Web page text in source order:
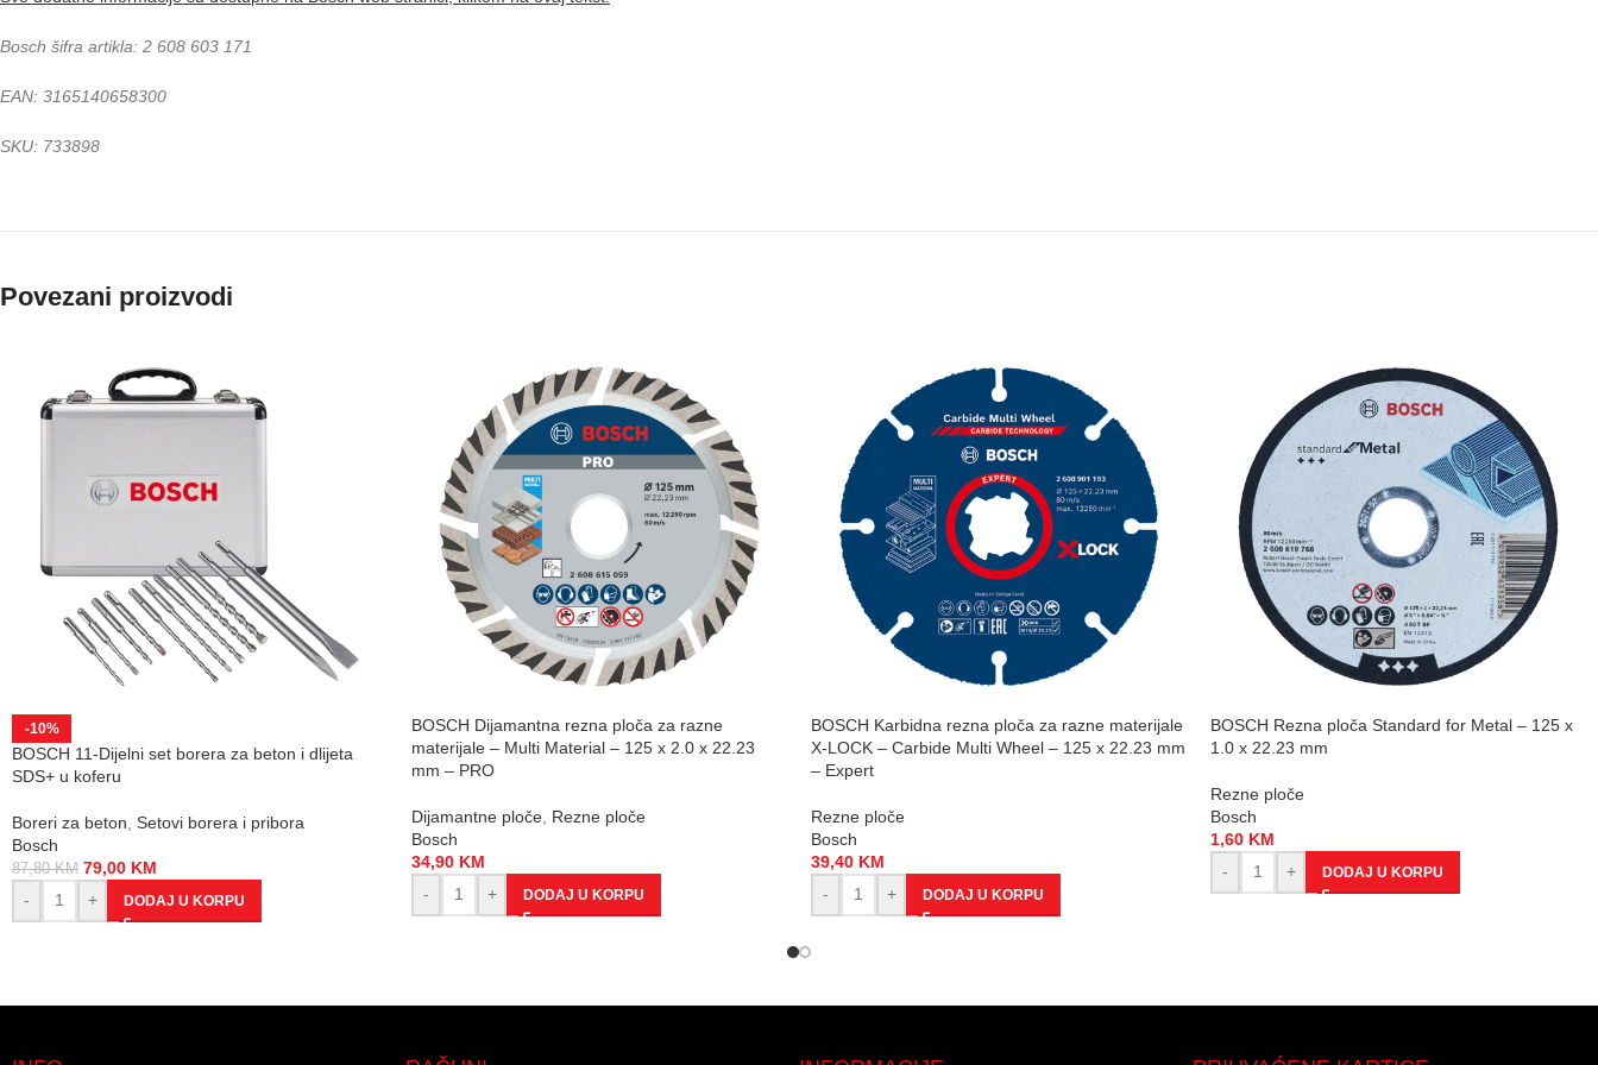
Bosch šifra artikla: 2 608 603 171
EAN: 3165140658300
SKU: 733898
Povezani proizvodi
-10%
BOSCH 11-Dijelni set borera za beton i dlijeta
SDS+ u koferu
Boreri za beton Setovi borera i pribora
Bosch
87,80KM 79,00 KM
-
+ DODAJ U KORPU
BOSCH Dijamantna rezna ploča za razne
materijale – Multi Material – 125 x 2.0 x 22.23
mm – PRO
Dijamantne ploče Rezne ploče
Bosch
34,90 KM
-
+ DODAJ U KORPU
BOSCH Karbidna rezna ploča za razne materijale
X-LOCK – Carbide Multi Wheel – 125 x 22.23 mm
– Expert
Rezne ploče
Bosch
39,40 KM
-
+ DODAJ U KORPU
BOSCH Rezna ploča Standard for Metal – 125 x
1.0 x 22.23 mm
Rezne ploče
Bosch
1,60 KM
-
+ DODAJ U KORPU